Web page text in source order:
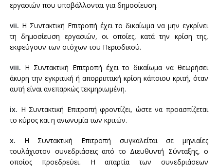
εργασιών που υποβάλλονται για δημοσίευση.
vii. Η Συντακτική Επιτροπή έχει το δικαίωμα να μην εγκρίνει
τη δημοσίευση εργασιών, οι οποίες, κατά την κρίση της,
εκφεύγουν των στόχων του Περιοδικού.
viii. Η Συντακτική Επιτροπή έχει το δικαίωμα να θεωρήσει
άκυρη την εγκριτική ή απορριπτική κρίση κάποιου κριτή, όταν
αυτή είναι ανεπαρκώς τεκμηριωμένη.
ix. Η Συντακτική Επιτροπή φροντίζει, ώστε να προασπίζεται
το κύρος και η ανωνυμία των κριτών.
x. Η Συντακτική Επιτροπή συγκαλείται σε μηνιαίες
τουλάχιστον συνεδριάσεις από το Διευθυντή Σύνταξης, ο
οποίος προεδρεύει. Η απαρτία των συνεδριάσεων